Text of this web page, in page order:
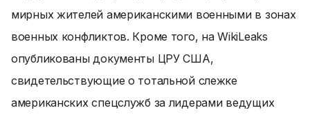
мирных жителей американскими военными в зонах
военных конфликтов. Кроме того, на WikiLeaks
опубликованы документы ЦРУ США,
свидетельствующие о тотальной слежке
американских спецслужб за лидерами ведущих